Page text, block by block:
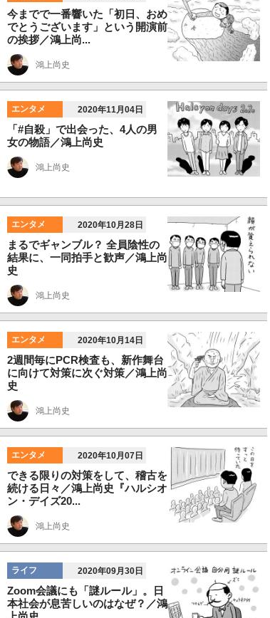
今までで一番響いた「初日、おめ
でとうございます」という開演前
の挨拶／鴻上尚...
鴻上尚史
エンタメ 2020年11月04日
「#自殺」で出会った、4人の男
女の物語／鴻上尚史
鴻上尚史
エンタメ 2020年10月28日
まるでギャンブル？ 全員陰性の
結果に、一同拍手と歓声／鴻上尚
史
鴻上尚史
エンタメ 2020年10月14日
2週間毎にPCR検査も、新作舞台
に向けて対策に次ぐ対策／鴻上尚
史
鴻上尚史
エンタメ 2020年10月07日
できる限りの対策をして、稽古を
続ける日々／鴻上尚史『ハルシオ
ン・デイズ20...
鴻上尚史
ライフ 2020年09月30日
Zoom会議にも「謎ルール」。日
本社会が息苦しいのはなぜ？／鴻